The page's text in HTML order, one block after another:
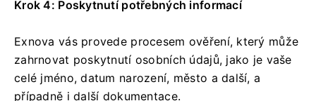
Krok 4: Poskytnutí potřebných informací
Exnova vás provede procesem ověření, který může
zahrnovat poskytnutí osobních údajů, jako je vaše
celé jméno, datum narození, město a další, a
případně i další dokumentace.